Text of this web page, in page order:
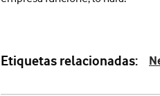
Etiquetas relacionadas: